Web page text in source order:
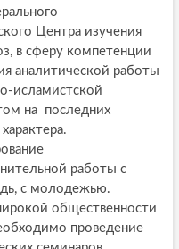
Центра изучения
в сферу компетенции
аналитической работы
исламистской
на последних
работы с
с молодежью.
общественности
проведение